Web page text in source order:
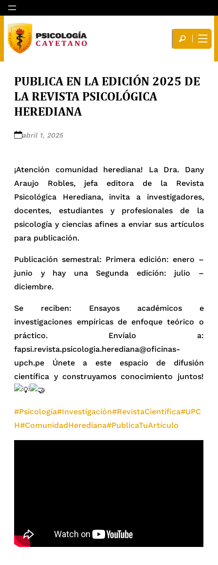
PUBLICA EN LA EDICIÓN 2025 DE
LA REVISTA PSICOLÓGICA
HEREDIANA
abril 1, 2025
¡Atención comunidad herediana! La Dra. Dany
Araujo Robles, jefa editora de la Revista
Psicológica Herediana, invita a investigadores,
docentes, estudiantes y profesionales de la
psicología y ciencias afines a enviar sus artículos
para publicación.
Publicación semestral: Primera edición: enero –
junio y hay una Segunda edición: julio –
diciembre.
Se reciben: Ensayos académicos e
investigaciones empíricas de enfoque teórico o
práctico. Envíalo a:
fapsi.revista.psicologia.herediana@oficinas-
upch.pe Únete a este espacio de difusión
científica y construyamos conocimiento juntos!
#Psicología#Investigación#RevistaCientífica#UPC
H#ComunidadHerediana#PublicaTuArtículo